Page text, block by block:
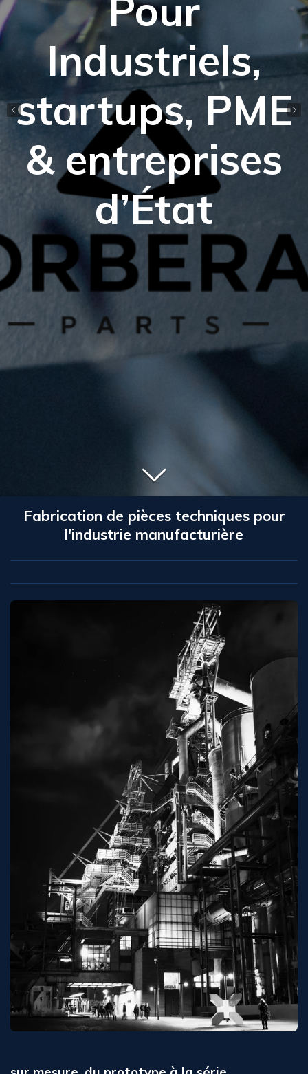
Pour
Industriels,
startups, PME
& entreprises
d’État
Fabrication de pièces techniques pour
l'industrie manufacturière